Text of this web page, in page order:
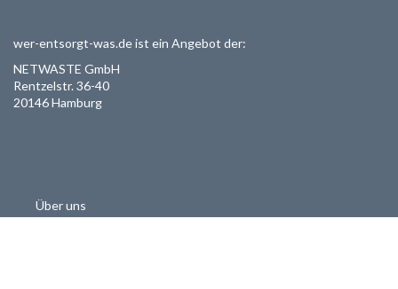
wer-entsorgt-was.de ist ein Angebot der:
NETWASTE GmbH
Rentzelstr. 36-40
20146 Hamburg
Über uns